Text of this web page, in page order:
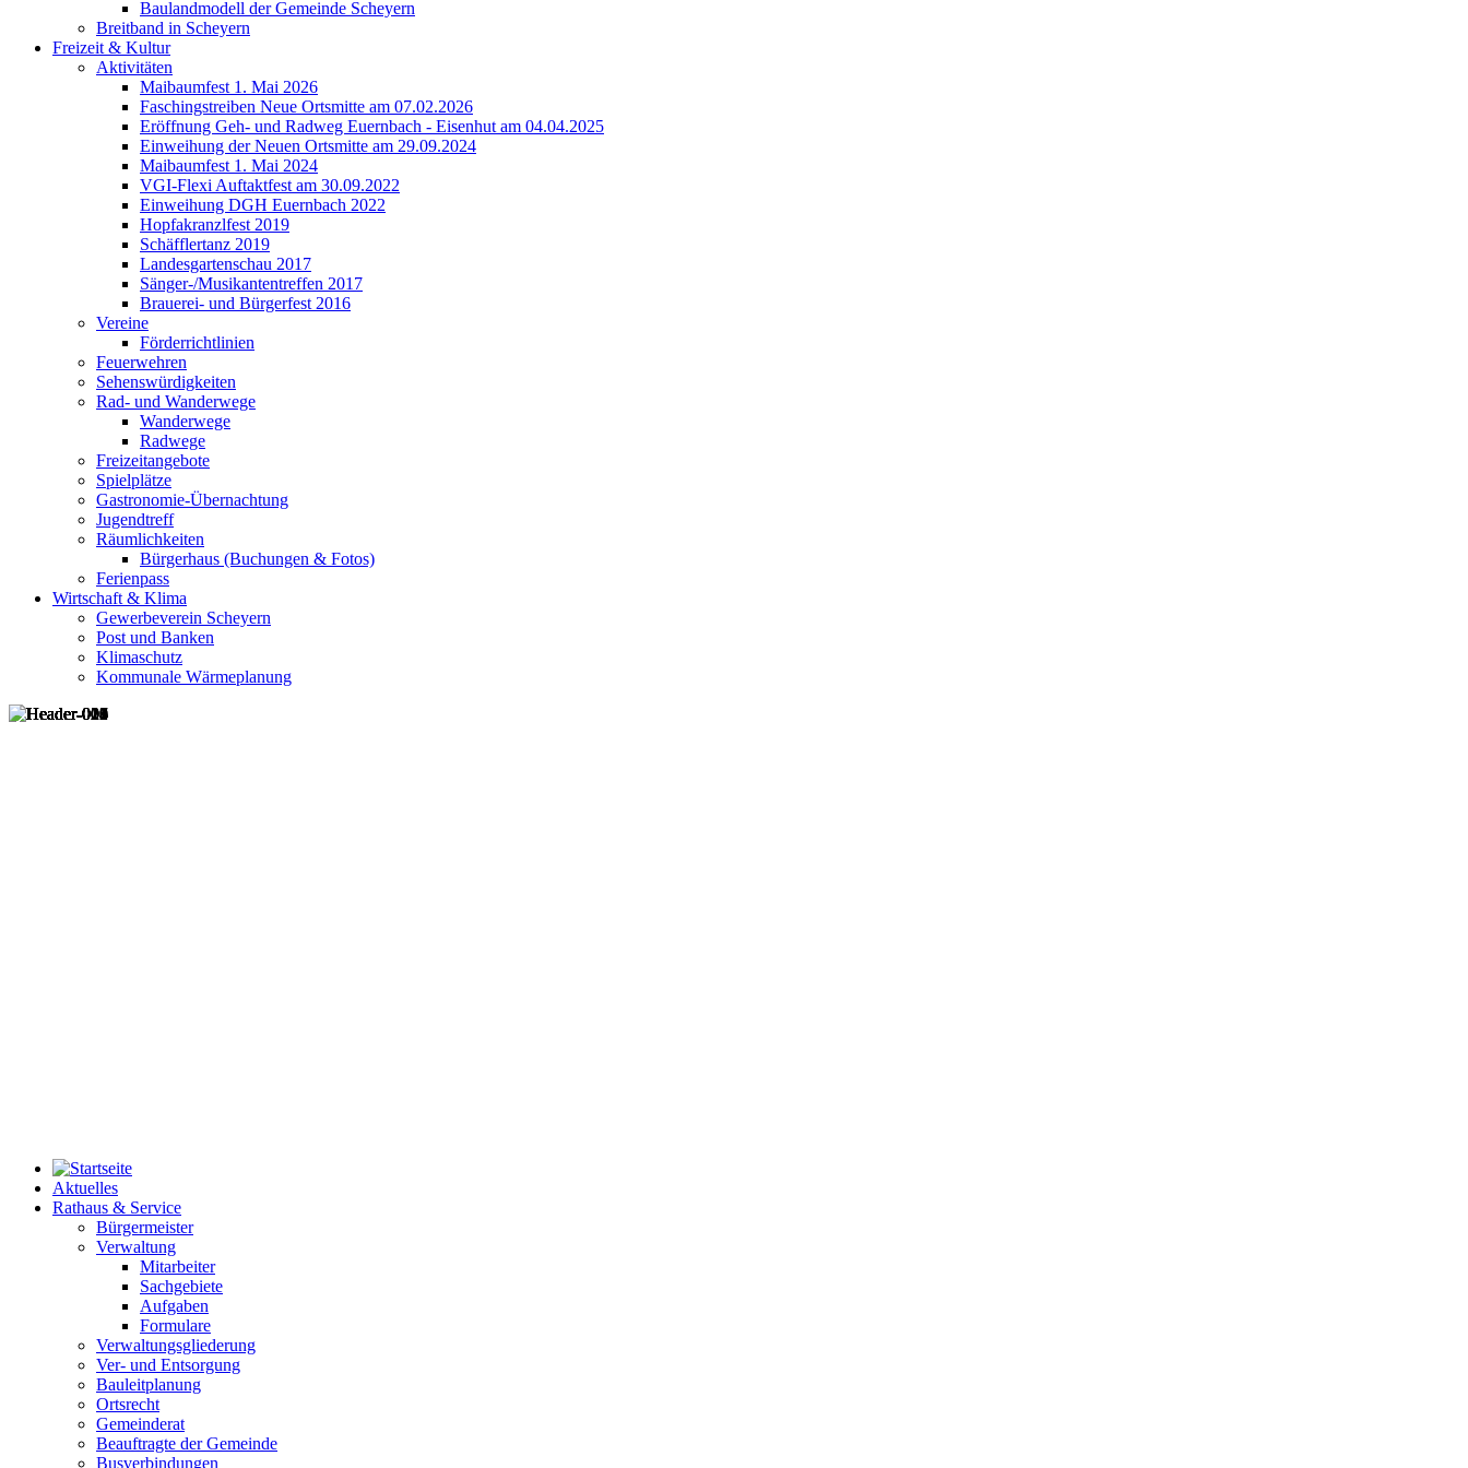
Baulandmodell der Gemeinde Scheyern
Breitband in Scheyern
Freizeit & Kultur
Aktivitäten
Maibaumfest 1. Mai 2026
Faschingstreiben Neue Ortsmitte am 07.02.2026
Eröffnung Geh- und Radweg Euernbach - Eisenhut am 04.04.2025
Einweihung der Neuen Ortsmitte am 29.09.2024
Maibaumfest 1. Mai 2024
VGI-Flexi Auftaktfest am 30.09.2022
Einweihung DGH Euernbach 2022
Hopfakranzlfest 2019
Schäfflertanz 2019
Landesgartenschau 2017
Sänger-/Musikantentreffen 2017
Brauerei- und Bürgerfest 2016
Vereine
Förderrichtlinien
Feuerwehren
Sehenswürdigkeiten
Rad- und Wanderwege
Wanderwege
Radwege
Freizeitangebote
Spielplätze
Gastronomie-Übernachtung
Jugendtreff
Räumlichkeiten
Bürgerhaus (Buchungen & Fotos)
Ferienpass
Wirtschaft & Klima
Gewerbeverein Scheyern
Post und Banken
Klimaschutz
Kommunale Wärmeplanung
Aktuelles
Rathaus & Service
Bürgermeister
Verwaltung
Mitarbeiter
Sachgebiete
Aufgaben
Formulare
Verwaltungsgliederung
Ver- und Entsorgung
Bauleitplanung
Ortsrecht
Gemeinderat
Beauftragte der Gemeinde
Busverbindungen